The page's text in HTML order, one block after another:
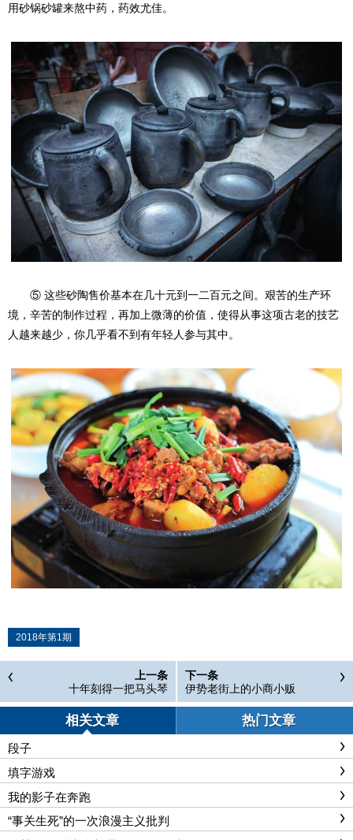
用砂锅砂罐来熬中药，药效尤佳。
⑤ 这些砂陶售价基本在几十元到一二百元之间。艰苦的生产环
境，辛苦的制作过程，再加上微薄的价值，使得从事这项古老的技艺
人越来越少，你几乎看不到有年轻人参与其中。
2018年第1期
上一条
十年刻得一把马头琴
下一条
伊势老街上的小商小贩
相关文章 热门文章
段子
填字游戏
我的影子在奔跑
“事关生死”的一次浪漫主义批判